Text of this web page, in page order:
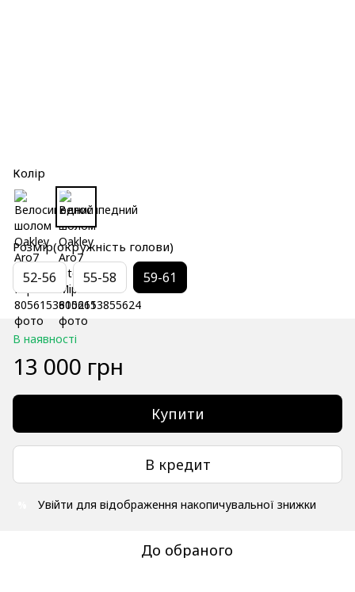
Колір
Розмір(окружність голови)
52-56 55-58 59-61
В наявності
13 000 грн
Купити
В кредит
Увійти для відображення накопичувальної знижки
До обраного